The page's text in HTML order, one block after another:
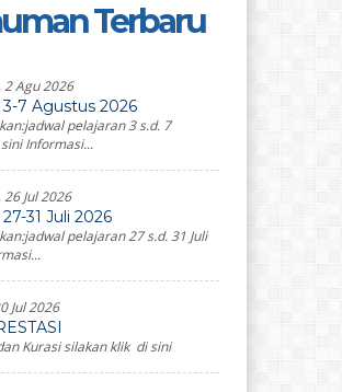
Terbaru
2 Agu 2026
7 Agustus 2026
pelajaran 3 s.d. 7
Informasi...
Jul 2026
31 Juli 2026
pelajaran 27 s.d. 31 Juli
Jul 2026
Kurasi silakan klik di sini